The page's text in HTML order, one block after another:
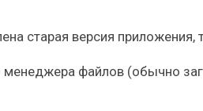
старая версия
файлов (обычно